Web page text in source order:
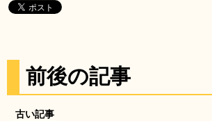
前後の記事
古い記事